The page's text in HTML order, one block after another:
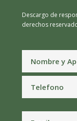
Descargo de
derechos